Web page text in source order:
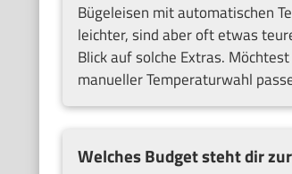
Bügeleisen mit automatischen
leichter, sind aber oft etwas
Blick auf solche Extras.
manueller Temperaturwahl
Welches Budget steht dir